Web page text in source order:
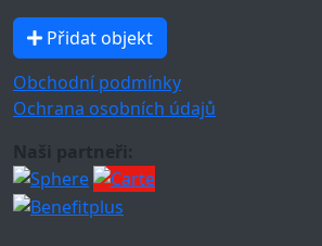
Přidat objekt
Obchodní podmínky
Ochrana osobních údajů
Naši partneři: